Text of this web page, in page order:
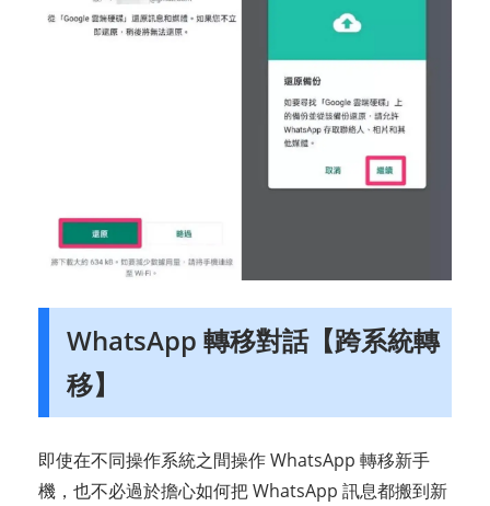
WhatsApp 轉移對話【跨系統轉
移】
即使在不同操作系統之間操作 WhatsApp 轉移新手
機，也不必過於擔心如何把 WhatsApp 訊息都搬到新